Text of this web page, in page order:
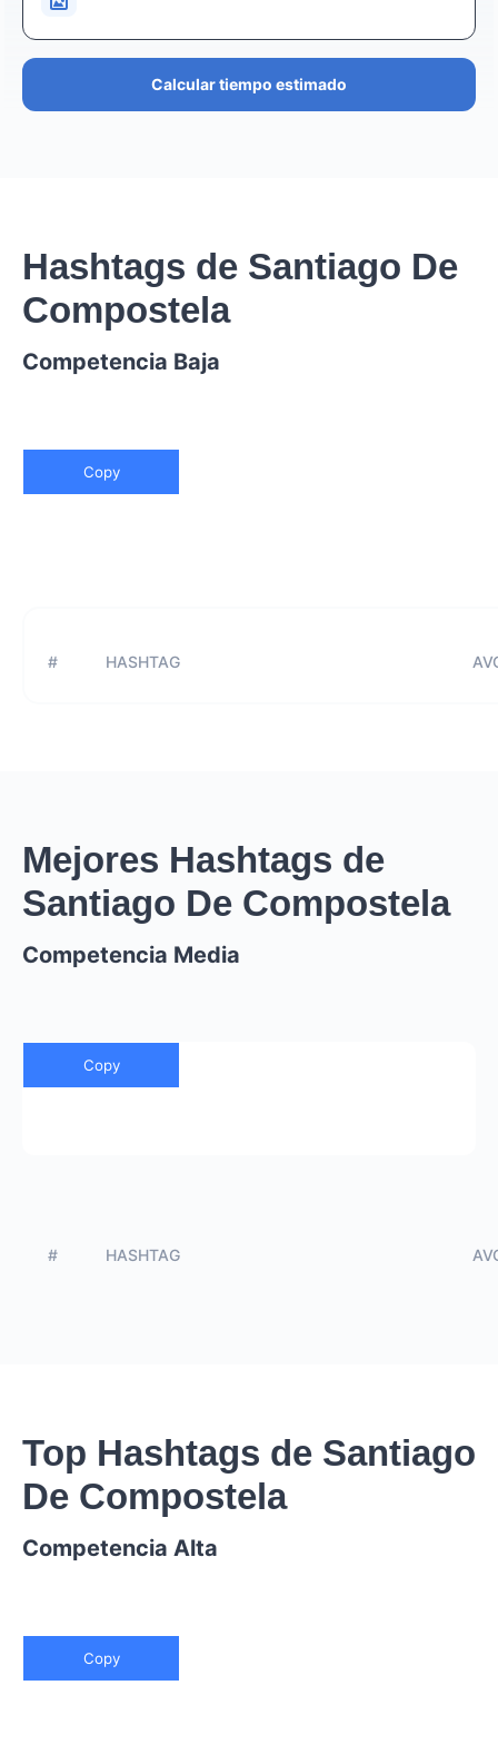
Calcular tiempo estimado
Hashtags de Santiago De
Compostela
Competencia Baja
Copy
# HASHTAG
Mejores Hashtags de
Santiago De Compostela
Competencia Media
Copy
# HASHTAG
Top Hashtags de Santiago
De Compostela
Competencia Alta
Copy